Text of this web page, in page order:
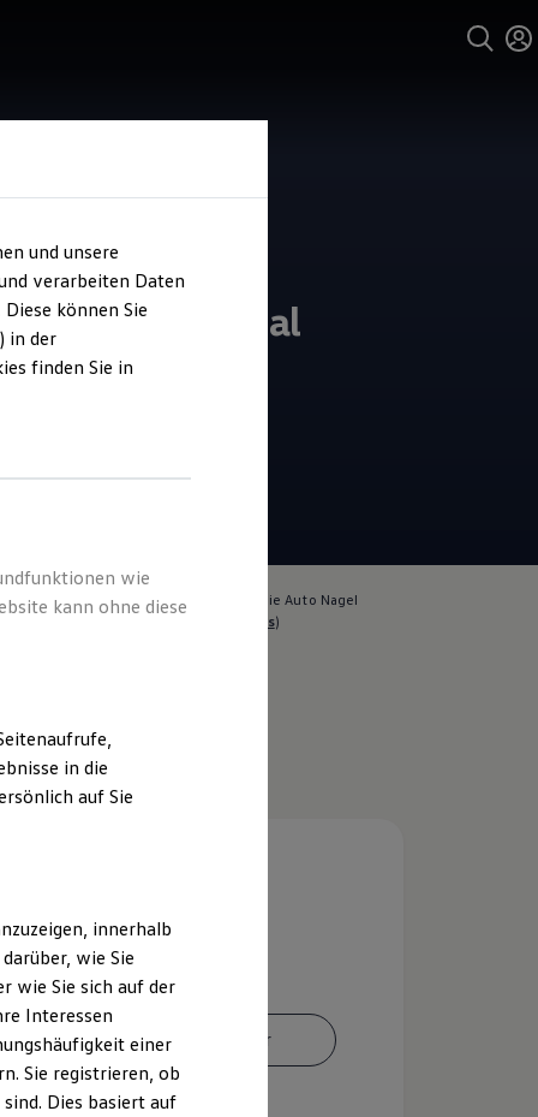
Nagel Nettetal
4.3| 9 Bewertungen
für die Inhalte auf dieser Seite ist die Auto Nagel
Impressum & Rechtliches)
Ansprechpartner
und unsere
verarbeiten Daten
können Sie
in der
finden Sie in
wie
kann ohne diese
in die
auf Sie
innerhalb
wie Sie
wie Sie sich auf der
Interessen
einer
Sie registrieren, ob
Dies basiert auf